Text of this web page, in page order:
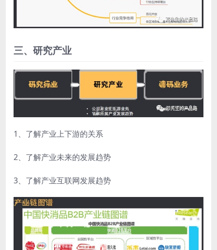
三、研究产业
1、了解产业上下游的关系
2、了解产业未来的发展趋势
3、了解产业互联网发展趋势